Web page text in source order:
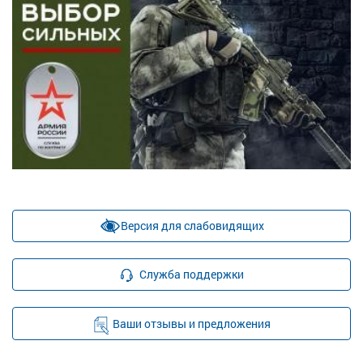
Версия для слабовидящих
Служба поддержки
Ваши отзывы и предложения